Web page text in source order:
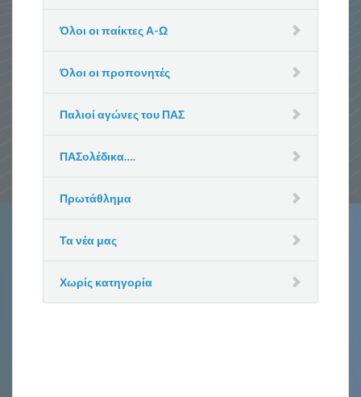
Όλοι οι παίκτες Α-Ω
Όλοι οι προπονητές
Παλιοί αγώνες του ΠΑΣ
ΠΑΣολέδικα….
Πρωτάθλημα
Τα νέα μας
Χωρίς κατηγορία